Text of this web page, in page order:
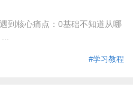
到核心痛点：0基础不知道从哪
#学习教程